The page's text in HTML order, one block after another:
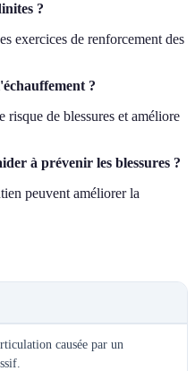
?
exercices de renforcement des
?
de blessures et améliore
à prévenir les blessures ?
peuvent améliorer la
causée par un